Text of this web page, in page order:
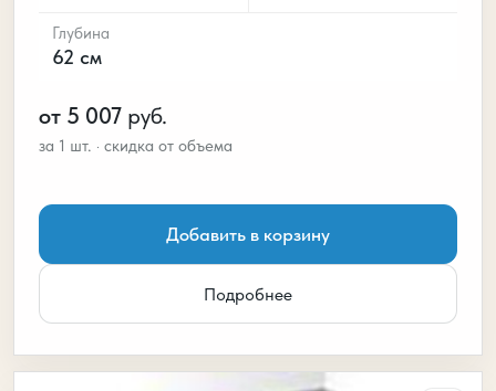
Глубина
62 см
от 5 007 руб.
Добавить в корзину
Подробнее